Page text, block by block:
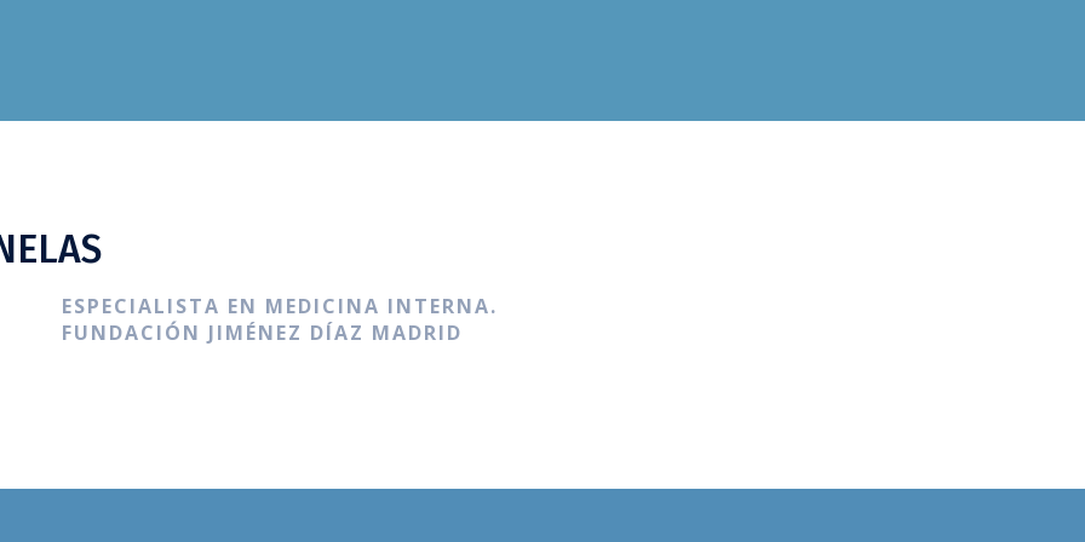
ESPECIALISTA EN MEDICINA INTERNA.
FUNDACIÓN JIMÉNEZ DÍAZ MADRID